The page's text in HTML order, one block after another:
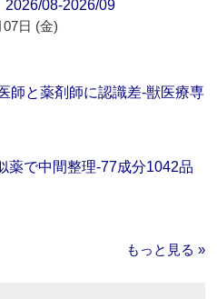
08-2026/09
07日 (金)
師と薬剤師に認識差‐獣医療専
薬で中間整理‐77成分1042品
もっと見る »